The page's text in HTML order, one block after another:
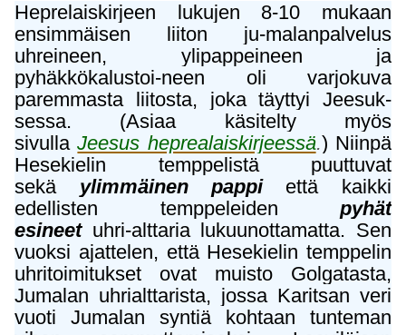
Heprelaiskirjeen lukujen 8-10 mukaan
ensimmäisen liiton ju-malanpalvelus
uhreineen, ylipappeineen ja
pyhäkkökalustoi-neen oli varjokuva
paremmasta liitosta, joka täyttyi Jeesuk-
sessa. (Asiaa käsitelty myös
sivullaJeesus heprealaiskirjeessä.) Niinpä
Hesekielin temppelistä puuttuvat
sekä ylimmäinen pappiettä kaikki
edellisten temppeleiden pyhät
esineetuhri-alttaria lukuunottamatta. Sen
vuoksi ajattelen, että Hesekielin temppelin
uhritoimitukset ovat muisto Golgatasta,
Jumalan uhrialttarista, jossa Karitsan veri
vuoti Jumalan syntiä kohtaan tunteman